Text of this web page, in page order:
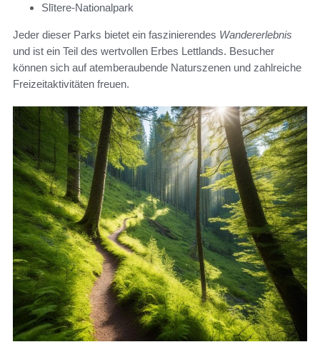
Slītere-Nationalpark
Jeder dieser Parks bietet ein faszinierendes Wandererlebnis
und ist ein Teil des wertvollen Erbes Lettlands. Besucher
können sich auf atemberaubende Naturszenen und zahlreiche
Freizeitaktivitäten freuen.